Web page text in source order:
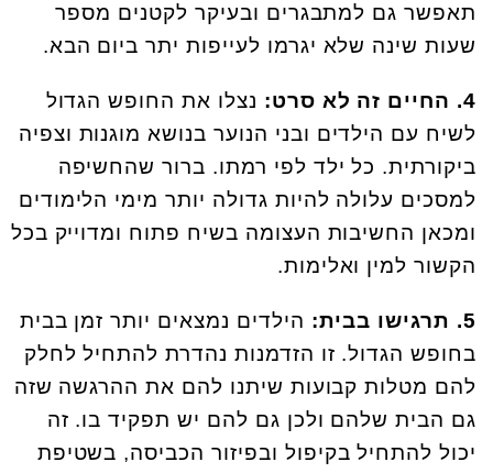
תאפשר גם למתבגרים ובעיקר לקטנים מספר
שעות שינה שלא יגרמו לעייפות יתר ביום הבא.
4. החיים זה לא סרט:
נצלו את החופש הגדול
לשיח עם הילדים ובני הנוער בנושא מוגנות וצפיה
ביקורתית. כל ילד לפי רמתו. ברור שהחשיפה
למסכים עלולה להיות גדולה יותר מימי הלימודים
ומכאן החשיבות העצומה בשיח פתוח ומדוייק בכל
הקשור למין ואלימות.
5. תרגישו בבית:
הילדים נמצאים יותר זמן בבית
בחופש הגדול. זו הזדמנות נהדרת להתחיל לחלק
להם מטלות קבועות שיתנו להם את ההרגשה שזה
גם הבית שלהם ולכן גם להם יש תפקיד בו. זה
יכול להתחיל בקיפול ובפיזור הכביסה, בשטיפת